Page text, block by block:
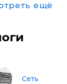
ещё
Сеть